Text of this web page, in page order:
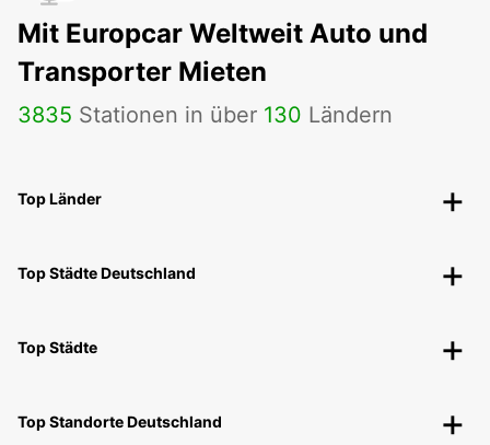
Mit Europcar Weltweit Auto und
Transporter Mieten
3835 Stationen in über 130 Ländern
Top Länder
Top Städte Deutschland
Top Städte
Top Standorte Deutschland